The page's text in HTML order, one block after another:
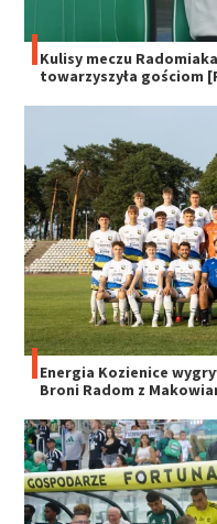
Kulisy meczu
towarzyszyła gościom
Energia Kozienice
Broni Radom z